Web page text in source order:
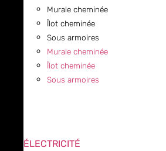
Murale cheminée
Îlot cheminée
Sous armoires
Murale cheminée
Îlot cheminée
Sous armoires
ÉLECTRICITÉ